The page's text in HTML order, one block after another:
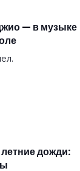
— в музыке
дожди: